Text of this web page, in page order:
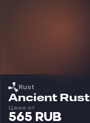
Rust
Чит
Ancient Rust
Цена от
565 RUB